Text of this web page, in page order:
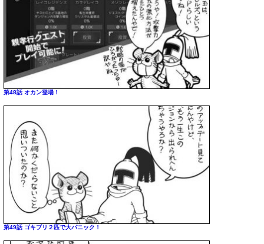
第48話 オカン登場！
第49話 ゴキブリ２匹で大パニック！